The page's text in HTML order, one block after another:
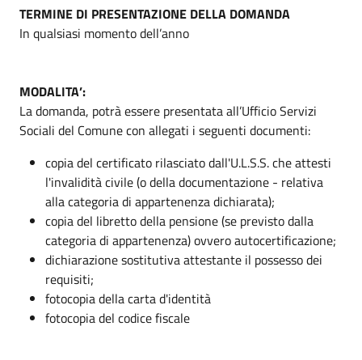
TERMINE DI PRESENTAZIONE DELLA DOMANDA
In qualsiasi momento dell’anno
MODALITA’:
La domanda, potrà essere presentata all’Ufficio Servizi
Sociali del Comune con allegati i seguenti documenti:
copia del certificato rilasciato dall'U.L.S.S. che attesti
l'invalidità civile (o della documentazione - relativa
alla categoria di appartenenza dichiarata);
copia del libretto della pensione (se previsto dalla
categoria di appartenenza) ovvero autocertificazione;
dichiarazione sostitutiva attestante il possesso dei
requisiti;
fotocopia della carta d'identità
fotocopia del codice fiscale